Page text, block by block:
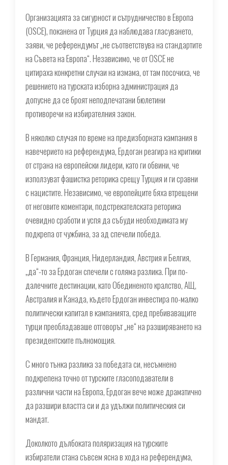
Организацията за сигурност и сътрудничество в Европа
(OSCE), поканена от Турция да наблюдава гласуването,
заяви, че референдумът „не съответствува на стандартите
на Съвета на Европа“. Независимо, че от OSCE не
цитираха конкретни случаи на измама, от там посочиха, че
решението на турската изборна администрация да
допусне да се броят неподпечатани бюлетини
противоречи на избирателния закон.
В няколко случая по време на предизборната кампания в
навечерието на референдума, Ердоган реагира на критики
от страна на европейски лидери, като ги обвини, че
използуват фашистка реторика срещу Турция и ги сравни
с нацистите. Независимо, че европейците бяха втрещени
от неговите коментари, подстрекателската реторика
очевидно сработи и успя да събуди необходимата му
подкрепа от чужбина, за ад спечели победа.
В Германия, Франция, Нидерландия, Австрия и Белгия,
„да“-то за Ердоган спечели с голяма разлика. При по-
далечните дестинации, като Обединеното кралство, АЩ,
Австралия и Канада, където Ердоган инвестира по-малко
политически капитал в кампанията, сред пребиваващите
турци преобладаваше отговорът „не“ на разширяването на
президентските пълномощия.
С много тънка разлика за победата си, несъмнено
подкрепена точно от турските гласоподаватели в
различни части на Европа, Ердоган вече може драматично
да разшири властта си и да удължи политическия си
мандат.
Доколкото дълбоката поляризация на турските
избиратели стана съвсем ясна в хода на референдума,